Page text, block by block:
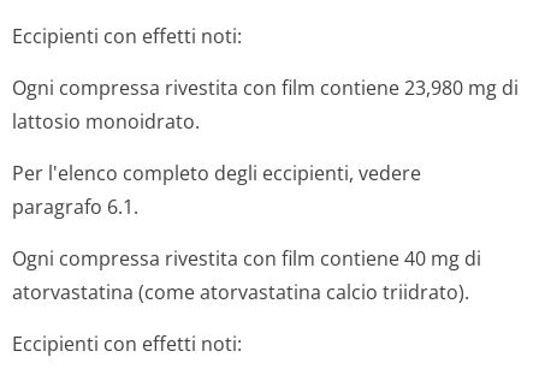
Eccipienti con effetti noti:
Ogni compressa rivestita con film contiene 23,980 mg di
lattosio monoidrato.
Per l'elenco completo degli eccipienti, vedere
paragrafo 6.1.
Ogni compressa rivestita con film contiene 40 mg di
atorvastatina (come atorvastatina calcio triidrato).
Eccipienti con effetti noti: